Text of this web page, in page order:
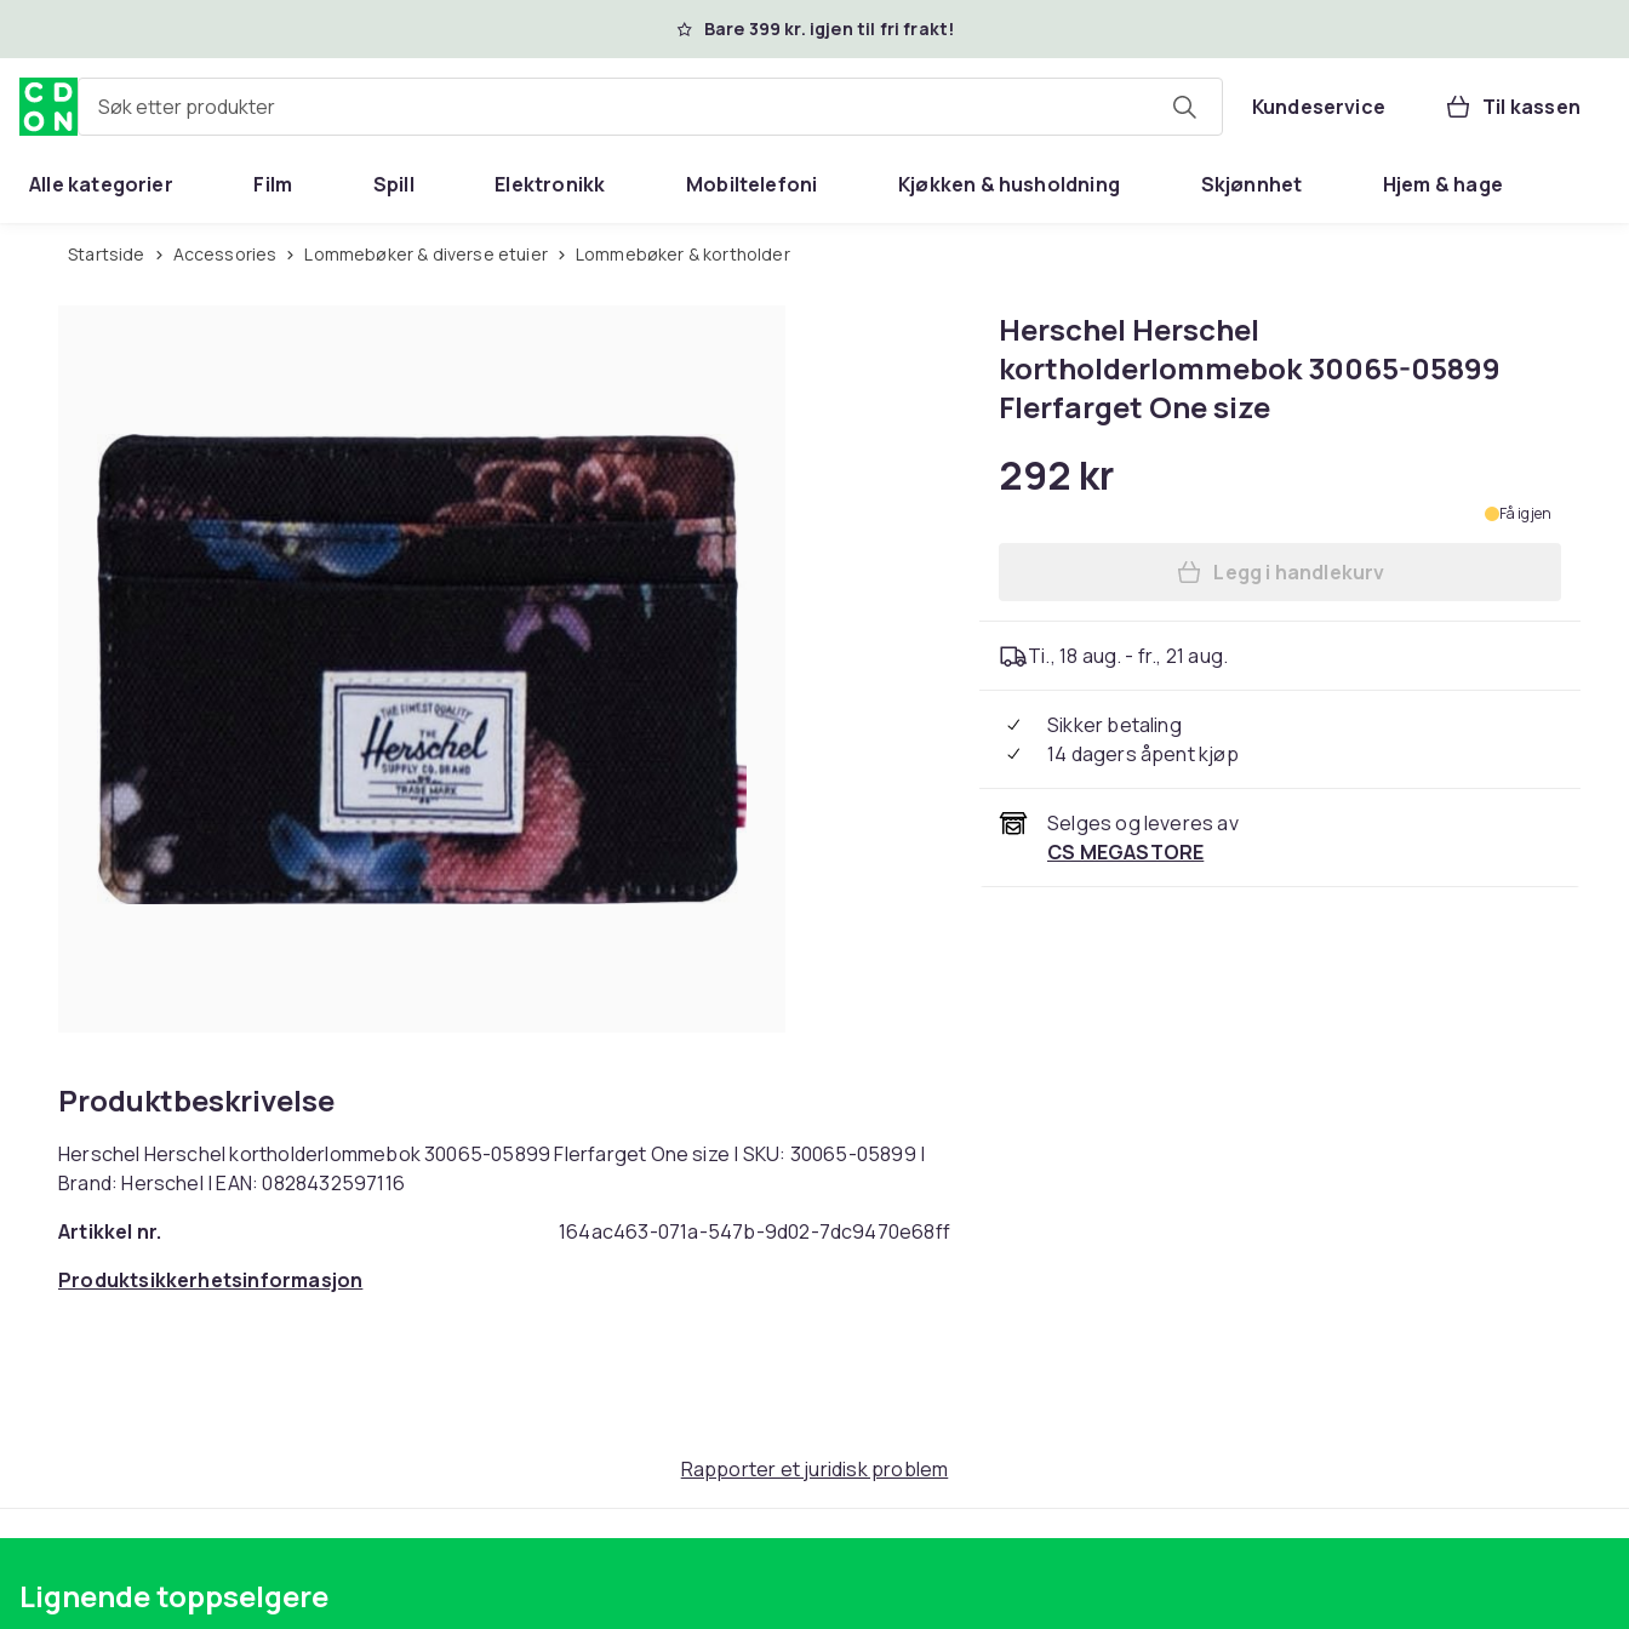
Bare 399 kr. igjen til fri frakt!
Søk etter produkter Kundeservice Til kassen
Alle kategorier Film Spill Elektronikk Mobiltelefoni Kjøkken & husholdning Skjønnhet Hjem & hage
Startside Accessories Lommebøker & diverse etuier Lommebøker & kortholder
Produktbeskrivelse
Herschel Herschel kortholderlommebok 30065-05899 Flerfarget One size | SKU: 30065-05899 |
Brand: Herschel | EAN: 0828432597116
Artikkel nr.
164ac463-071a-547b-9d02-7dc9470e68ff
Produktsikkerhetsinformasjon
Herschel Herschel
kortholderlommebok 30065-05899
Flerfarget One size
292 kr
Få igjen
Legg Herschel Herschel
Legg i handlekurv
Ti., 18 aug. - fr., 21 aug.
Sikker betaling
14 dagers åpent kjøp
Selges og leveres av
CS MEGASTORE
Rapporter et juridisk problem
Lignende toppselgere